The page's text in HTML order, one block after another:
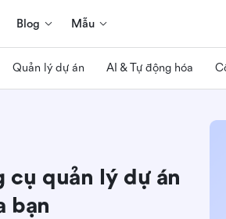
Blog Mẫu
Quản lý dự án AI & Tự động hóa
cụ quản lý dự án
bạn